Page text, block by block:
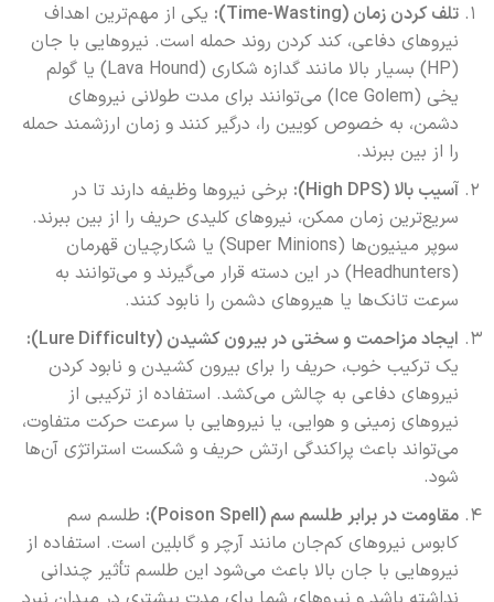
تلف کردن زمان (Time-Wasting):
یکی از مهم‌ترین اهداف
نیروهای دفاعی، کند کردن روند حمله است. نیروهایی با جان
(HP) بسیار بالا مانند گدازه شکاری (Lava Hound) یا گولم
یخی (Ice Golem) می‌توانند برای مدت طولانی نیروهای
دشمن، به خصوص کویین را، درگیر کنند و زمان ارزشمند حمله
را از بین ببرند.
آسیب بالا (High DPS):
برخی نیروها وظیفه دارند تا در
سریع‌ترین زمان ممکن، نیروهای کلیدی حریف را از بین ببرند.
سوپر مینیون‌ها (Super Minions) یا شکارچیان قهرمان
(Headhunters) در این دسته قرار می‌گیرند و می‌توانند به
سرعت تانک‌ها یا هیروهای دشمن را نابود کنند.
ایجاد مزاحمت و سختی در بیرون کشیدن (Lure Difficulty):
یک ترکیب خوب، حریف را برای بیرون کشیدن و نابود کردن
نیروهای دفاعی به چالش می‌کشد. استفاده از ترکیبی از
نیروهای زمینی و هوایی، یا نیروهایی با سرعت حرکت متفاوت،
می‌تواند باعث پراکندگی ارتش حریف و شکست استراتژی آن‌ها
شود.
مقاومت در برابر طلسم سم (Poison Spell):
طلسم سم
کابوس نیروهای کم‌جان مانند آرچر و گابلین است. استفاده از
نیروهایی با جان بالا باعث می‌شود این طلسم تأثیر چندانی